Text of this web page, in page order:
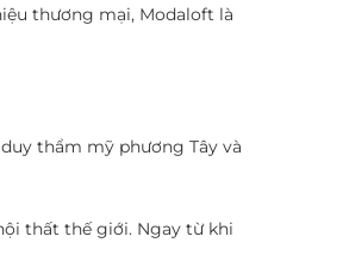
thương mại, Modaloft là
thẩm mỹ phương Tây và
thất thế giới. Ngay từ khi